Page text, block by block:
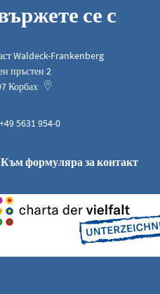
се с
Waldeck-Frankenberg
пръстен 2
Корбах
+49 5631 954-0
Към формуляра за контакт